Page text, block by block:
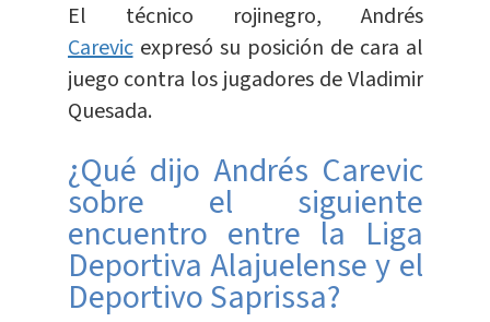
El técnico rojinegro, Andrés
Carevicexpresó su posición de cara al
juego contra los jugadores de Vladimir
Quesada.
¿Qué dijo Andrés Carevic
sobre el siguiente
encuentro entre la Liga
Deportiva Alajuelense y el
Deportivo Saprissa?